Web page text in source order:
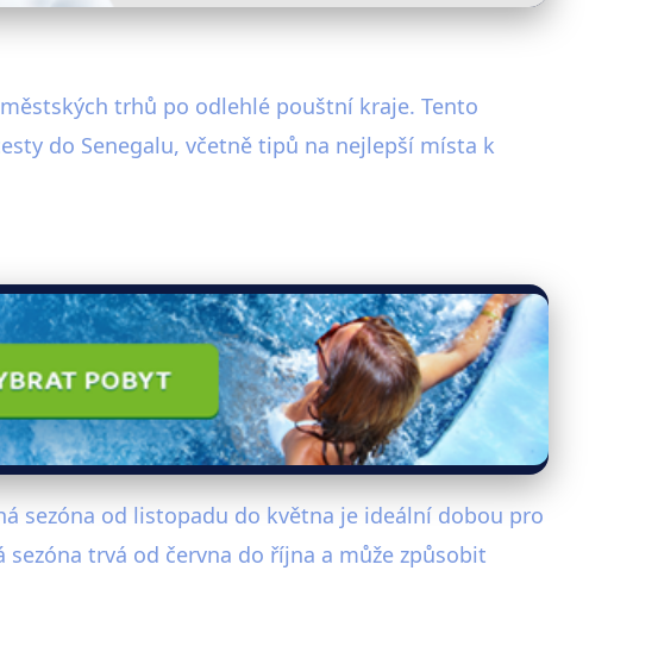
trhů po odlehlé pouštní kraje. Tento
do Senegalu, včetně tipů na nejlepší místa k
sezóna od listopadu do května je ideální dobou pro
trvá od června do října a může způsobit